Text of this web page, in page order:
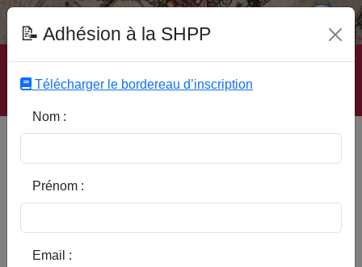
Accueil | Site SHPP | Auteurs | Editeurs | Rubriques |
Sous-Rubriques | Mots-Clefs | Contact
Templeuve et le Tournaisis
📝 Adhésion à la SHPP
Télécharger le bordereau d’inscription
Nom :
Prénom :
Email :